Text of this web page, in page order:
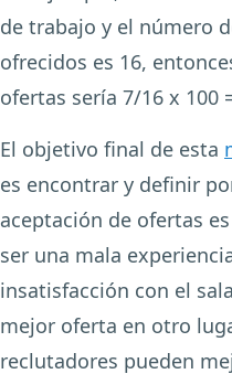
de trabajo y el número
ofrecidos es 16,
ofertas sería 7/16 x 100
El objetivo final de esta
es encontrar y definir
aceptación de ofertas
ser una mala
insatisfacción con el
mejor oferta en otro
reclutadores pueden